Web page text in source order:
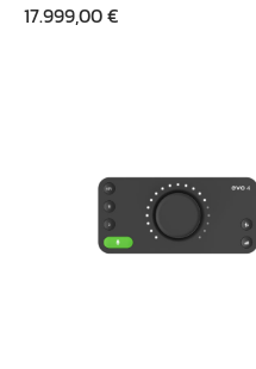
17.999,00€